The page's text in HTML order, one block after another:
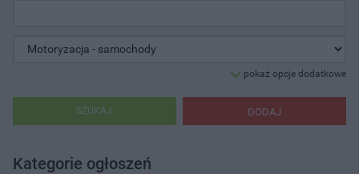
pokaż opcje dodatkowe
DODAJ
SZUKAJ
Kategorie ogłoszeń